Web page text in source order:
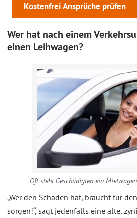
Kostenfrei Ansprüche prüfen
Wer hat nach einem
einen Leihwagen?
Oft steht Geschädigten ein
„Wer den Schaden hat, braucht für
sorgen!“, sagt jedenfalls eine alte,